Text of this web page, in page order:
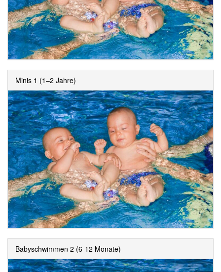
Minis 1 (1–2 Jahre)
Babyschwimmen 2 (6-12 Monate)